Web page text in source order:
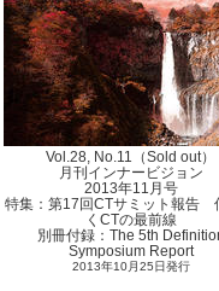
Vol.28, No.11（Sold out）
月刊インナービジョン
2013年11月号
特集：第17回CTサミット報告
くCTの最前線
別冊付録：The 5th
Symposium Report
2013年10月25日発行